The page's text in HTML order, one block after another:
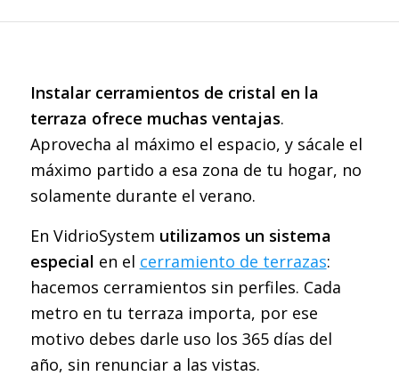
Instalar cerramientos de cristal en la
terraza ofrece muchas ventajas.
Aprovecha al máximo el espacio, y sácale el
máximo partido a esa zona de tu hogar, no
solamente durante el verano.
En VidrioSystem utilizamos un sistema
especial en el cerramiento de terrazas:
hacemos cerramientos sin perfiles. Cada
metro en tu terraza importa, por ese
motivo debes darle uso los 365 días del
año, sin renunciar a las vistas.